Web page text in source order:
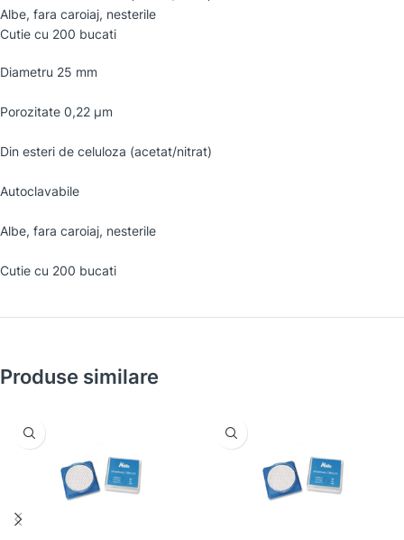
Albe, fara caroiaj, nesterile
Cutie cu 200 bucati
Diametru 25 mm
Porozitate 0,22 µm
Din esteri de celuloza (acetat/nitrat)
Autoclavabile
Albe, fara caroiaj, nesterile
Cutie cu 200 bucati
Produse similare